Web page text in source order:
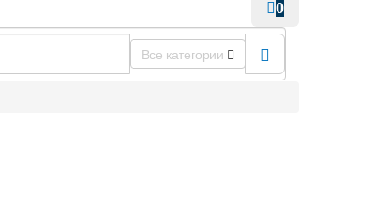
0
Все категории